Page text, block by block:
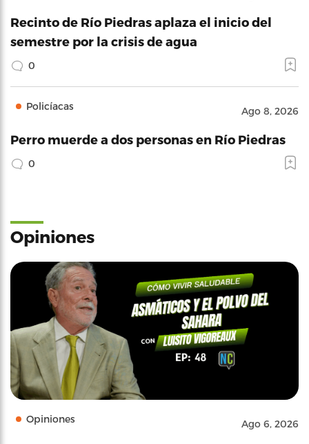
Recinto de Río Piedras aplaza el inicio del
semestre por la crisis de agua
0
Policíacas Ago 8, 2026
Perro muerde a dos personas en Río Piedras
0
Opiniones
Opiniones Ago 6, 2026